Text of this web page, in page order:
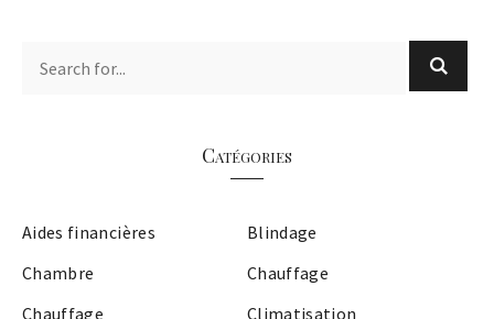
Catégories
Aides financières
Blindage
Chambre
Chauffage
Chauffage
Climatisation